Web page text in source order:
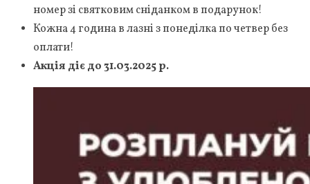
номер зі святковим сніданком в подарунок!
Кожна 4 година в лазні з понеділка по четвер без
оплати!
Акція діє до 31.03.2025 р.